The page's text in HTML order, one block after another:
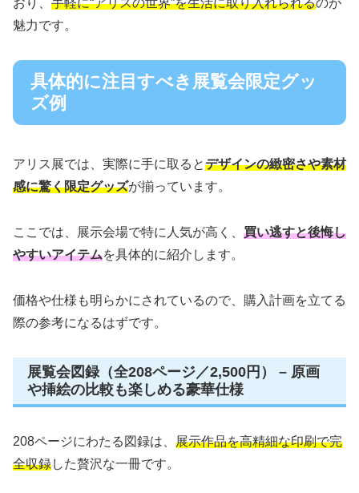
おり、 手軽に“アリスの世界”を生活に取り入れられるのが
魅力です。
具体的に注目すべき展覧会限定グッ
ズ例
アリス展では、実際に手に取るとデザインの緻密さや素材
感に驚く限定グッズが揃っています。
ここでは、展示会場で特に人気が高く、 買い逃すと後悔し
やすいアイテムを具体的に紹介します。
価格や仕様も明らかにされているので、購入計画を立てる
際の参考になるはずです。
展覧会図録（全208ページ／2,500円） – 原画
や挿絵の比較も楽しめる豪華仕様
208ページにわたる図録は、 展示作品を高精細な印刷で完
全収録した贅沢な一冊です。